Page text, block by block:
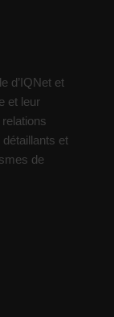
d’IQNet et
et leur
et
de